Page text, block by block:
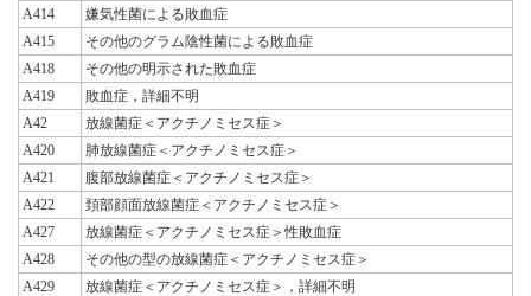
A414
嫌気性菌による敗血症
A415
その他のグラム陰性菌による敗血症
A418
その他の明示された敗血症
A419
敗血症，詳細不明
A42
放線菌症＜アクチノミセス症＞
A420
肺放線菌症＜アクチノミセス症＞
A421
腹部放線菌症＜アクチノミセス症＞
A422
頚部顔面放線菌症＜アクチノミセス症＞
A427
放線菌症＜アクチノミセス症＞性敗血症
A428
その他の型の放線菌症＜アクチノミセス症＞
A429
放線菌症＜アクチノミセス症＞，詳細不明